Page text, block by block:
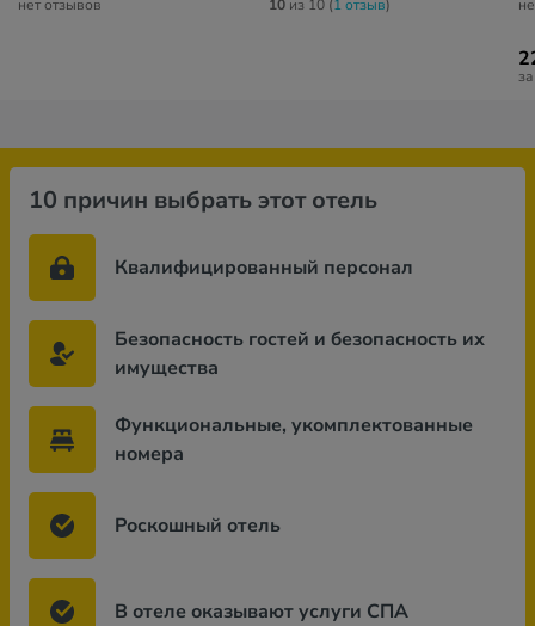
нет отзывов 10из 10 (1 отзыв)
10 причин выбрать этот отель
Квалифицированный персонал
Безопасность гостей и безопасность их
имущества
Функциональные, укомплектованные
номера
Роскошный отель
В отеле оказывают услуги СПА